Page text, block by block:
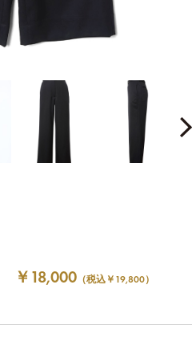
￥18,000 （税込￥19,800）